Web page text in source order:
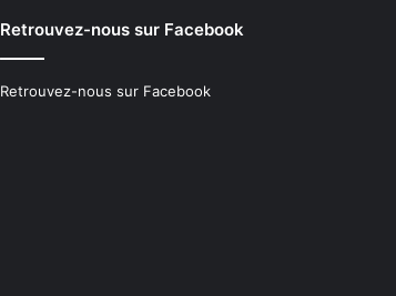
Retrouvez-nous sur Facebook
Retrouvez-nous sur Facebook